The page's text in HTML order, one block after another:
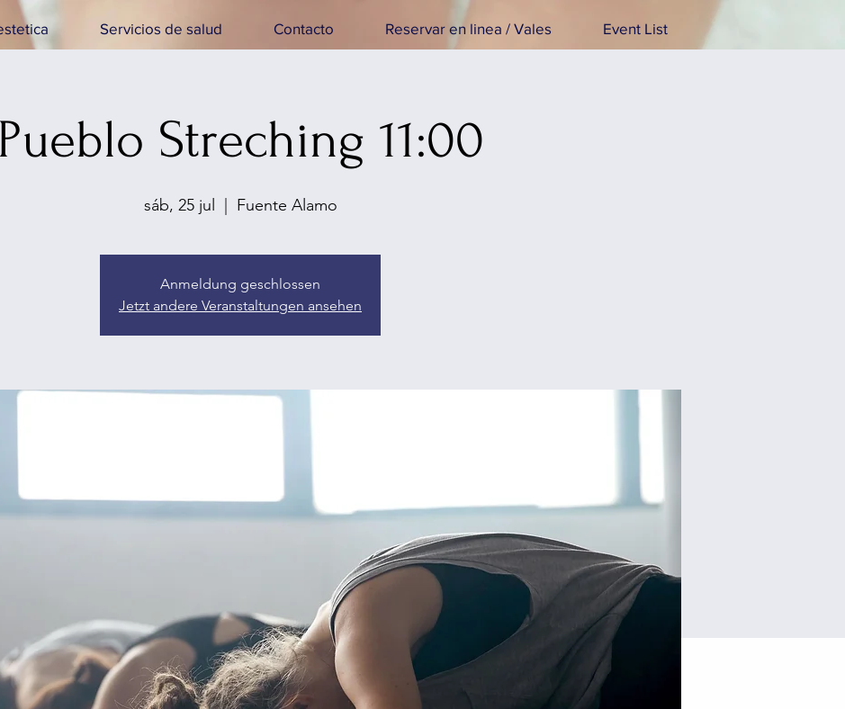
Servicios de salud Contacto Reservar en linea / Vales Event List
Pueblo Streching 11:00
sáb, 25 jul Fuente Alamo
Anmeldung geschlossen
Jetzt andere Veranstaltungen ansehen